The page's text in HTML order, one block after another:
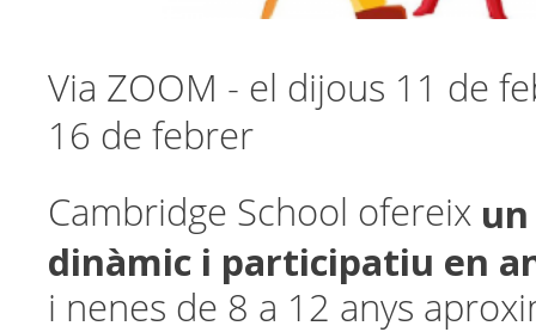
Via ZOOM - el dijous 11 de
16 de febrer
Cambridge School ofereix
dinàmic i participatiu en
i nenes de 8 a 12 anys